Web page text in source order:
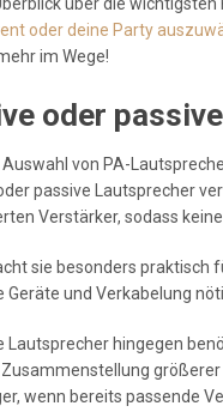
oder deine Party
im Wege!
oder
Auswahl von PA-
passive Lautsprecher
Verstärker, sodass
sie besonders praktisch
Geräte und Verkabelung
Lautsprecher hingegen
Zusammenstellung
wenn bereits passende